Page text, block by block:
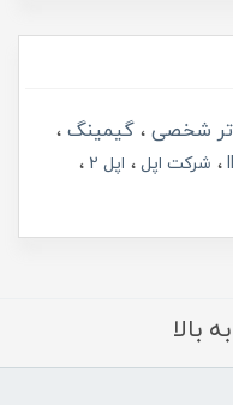
شخصی
گیمینگ
شرکت اپل
اپل 2
بالا